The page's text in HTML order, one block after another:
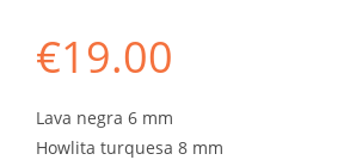
€19.00
Lava negra 6 mm
Howlita turquesa 8 mm